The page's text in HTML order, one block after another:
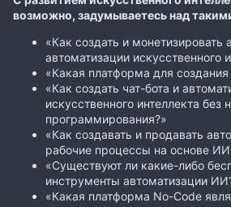
возможно, задумываетесь над
«Как создать и монетизировать
автоматизации искусственного
«Какая платформа для создания
«Как создать чат-бота и
искусственного интеллекта без
программирования?»
«Как создавать и продавать
рабочие процессы на основе ИИ
«Существуют ли какие-либо
инструменты автоматизации
«Какая платформа No-Code